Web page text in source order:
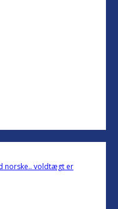
norske.. voldtægt er